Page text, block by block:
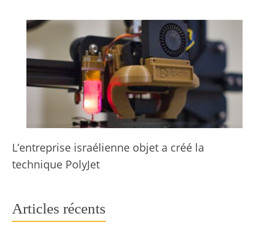
L’entreprise israélienne objet a créé la
technique PolyJet
Articles récents